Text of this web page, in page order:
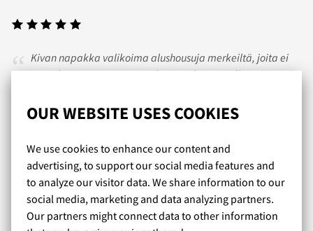
OUR WEBSITE USES COOKIES
We use cookies to enhance our content and
advertising, to support our social media features and
to analyze our visitor data. We share information to our
social media, marketing and data analyzing partners.
Our partners might connect data to other information
Kivan napakka valikoima alushousuja merkeiltä, joita ei
muualta Suomesta saa. Mahtavaa, kun on tällainen
muut.
MIIKHAIL/ 27.02.2018
Kivoja asuja myös kundeille.